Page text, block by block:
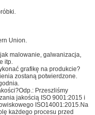
Union.
malowanie, galwanizacja,
itp.
grafikę na produkcie?
zostaną potwierdzone.
Przeszliśmy
jakością ISO 9001:2015 i
ISO14001:2015.Na
każdego procesu przed